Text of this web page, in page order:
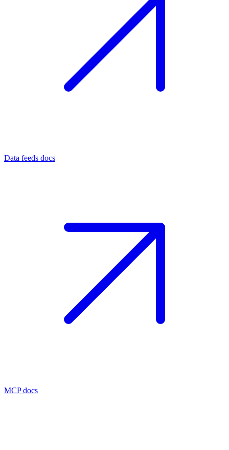
Data feeds docs
MCP docs